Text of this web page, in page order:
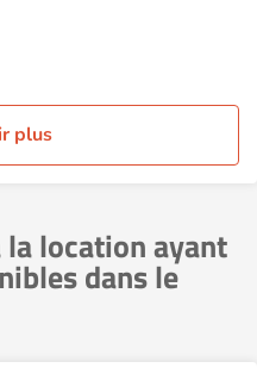
plus
la location ayant
dans le